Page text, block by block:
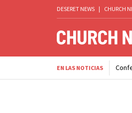
DESERET NEWS | CHURCH
EN LAS NOTICIAS